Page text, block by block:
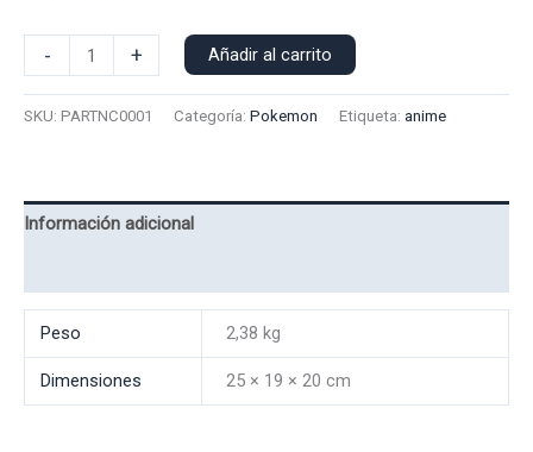
-
Capucha
+ Añadir al carrito
SKU: PARTNC0001 Categoría: Pokemon Etiqueta: anime
Información adicional
Peso 2,38 kg
Dimensiones 25 × 19 × 20 cm